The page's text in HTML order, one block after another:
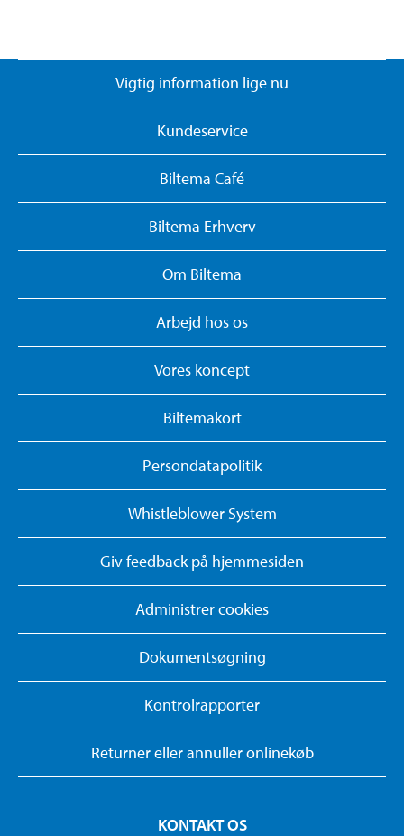
Vigtig information lige nu
Kundeservice
Biltema Café
Biltema Erhverv
Om Biltema
Arbejd hos os
Vores koncept
Biltemakort
Persondatapolitik
Whistleblower System
Giv feedback på hjemmesiden
Administrer cookies
Dokumentsøgning
Kontrolrapporter
Returner eller annuller onlinekøb
KONTAKT OS